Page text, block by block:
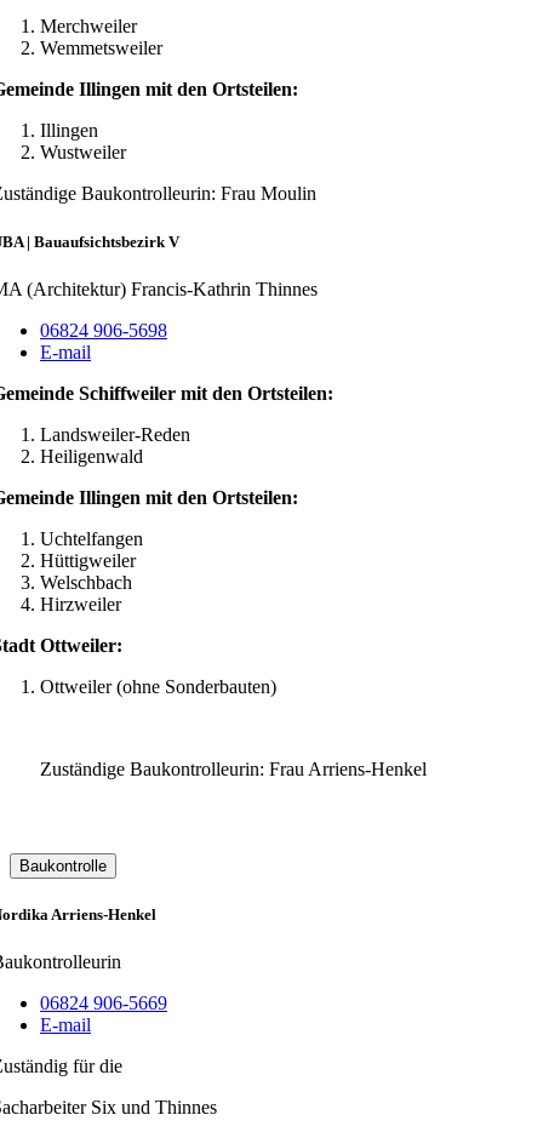
Merchweiler
Wemmetsweiler
Illingen mit den Ortsteilen:
Illingen
Wustweiler
Baukontrolleurin: Frau Moulin
| Bauaufsichtsbezirk V
(Architektur) Francis-Kathrin Thinnes
06824 906-5698
E-mail
Schiffweiler mit den Ortsteilen:
Landsweiler-Reden
Heiligenwald
Illingen mit den Ortsteilen:
Uchtelfangen
Hüttigweiler
Welschbach
Hirzweiler
Ottweiler:
Ottweiler (ohne Sonderbauten)
Zuständige Baukontrolleurin: Frau Arriens-Henkel
Baukontrolle
Arriens-Henkel
06824 906-5669
E-mail
für die
Six und Thinnes